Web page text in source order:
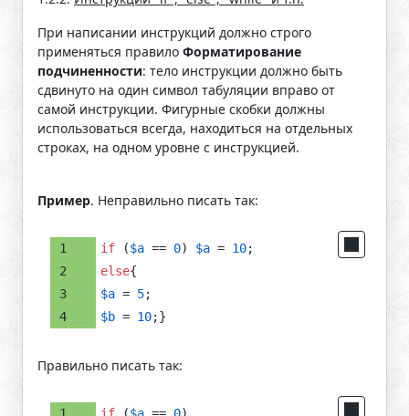
При написании инструкций должно строго
применяться правило Форматирование
подчиненности: тело инструкции должно быть
сдвинуто на один символ табуляции вправо от
самой инструкции. Фигурные скобки должны
использоваться всегда, находиться на отдельных
строках, на одном уровне с инструкцией.
Пример. Неправильно писать так:
if ($a == 0) $a = 10;
else{
$a = 5;
$b = 10;}
Правильно писать так: